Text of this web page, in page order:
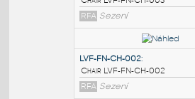
LVF-FN-CH-004
Chair LVF-FN-CH-004
RFA Sezení